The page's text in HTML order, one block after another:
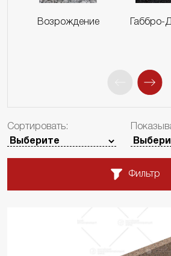
Возрождение Габбро-
Сортировать:
Фильтр